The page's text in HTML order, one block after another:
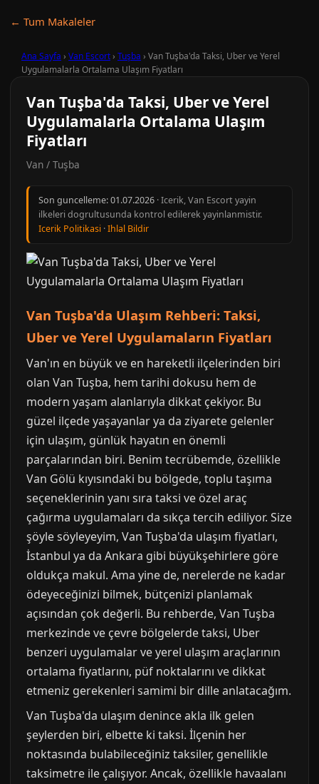
← Tum Makaleler
Ana Sayfa › Van Escort› Tuşba › Van Tuşba'da Taksi, Uber ve Yerel
Uygulamalarla Ortalama Ulaşım Fiyatları
Van Tuşba'da Taksi, Uber ve Yerel
Uygulamalarla Ortalama Ulaşım
Fiyatları
Van / Tuşba
Son guncelleme:01.07.2026 · Icerik, Van Escort yayin
ilkeleri dogrultusunda kontrol edilerek yayinlanmistir.
Icerik Politikasi ·Ihlal Bildir
Van Tuşba'da Ulaşım Rehberi: Taksi,
Uber ve Yerel Uygulamaların Fiyatları
Van'ın en büyük ve en hareketli ilçelerinden biri
olan Van Tuşba, hem tarihi dokusu hem de
modern yaşam alanlarıyla dikkat çekiyor. Bu
güzel ilçede yaşayanlar ya da ziyarete gelenler
için ulaşım, günlük hayatın en önemli
parçalarından biri. Benim tecrübemde, özellikle
Van Gölü kıyısındaki bu bölgede, toplu taşıma
seçeneklerinin yanı sıra taksi ve özel araç
çağırma uygulamaları da sıkça tercih ediliyor. Size
şöyle söyleyeyim, Van Tuşba'da ulaşım fiyatları,
İstanbul ya da Ankara gibi büyükşehirlere göre
oldukça makul. Ama yine de, nerelerde ne kadar
ödeyeceğinizi bilmek, bütçenizi planlamak
açısından çok değerli. Bu rehberde, Van Tuşba
merkezinde ve çevre bölgelerde taksi, Uber
benzeri uygulamalar ve yerel ulaşım araçlarının
ortalama fiyatlarını, püf noktalarını ve dikkat
etmeniz gerekenleri samimi bir dille anlatacağım.
Van Tuşba'da ulaşım denince akla ilk gelen
şeylerden biri, elbette ki taksi. İlçenin her
noktasında bulabileceğiniz taksiler, genellikle
taksimetre ile çalışıyor. Ancak, özellikle havaalanı